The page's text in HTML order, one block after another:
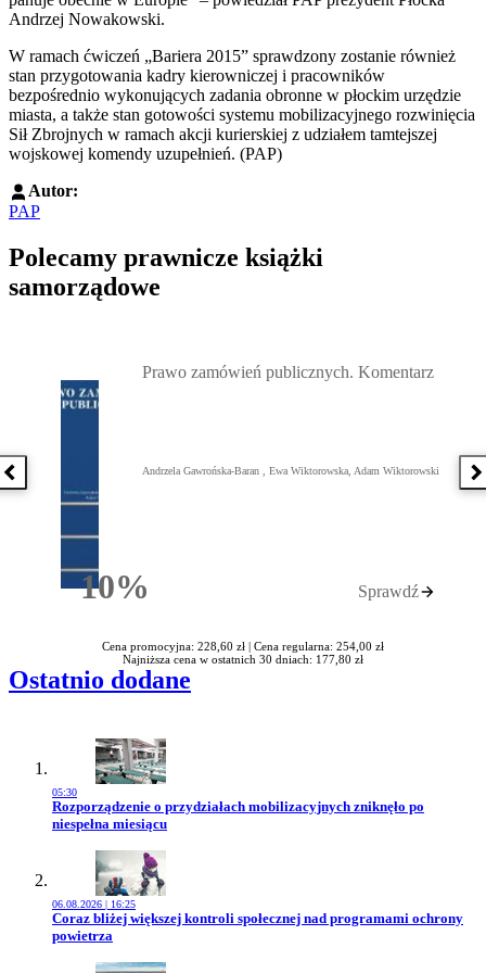
Andrzej Nowakowski.
W ramach ćwiczeń „Bariera 2015” sprawdzony zostanie również
stan przygotowania kadry kierowniczej i pracowników
bezpośrednio wykonujących zadania obronne w płockim urzędzie
miasta, a także stan gotowości systemu mobilizacyjnego rozwinięcia
Sił Zbrojnych w ramach akcji kurierskiej z udziałem tamtejszej
wojskowej komendy uzupełnień. (PAP)
Autor:
PAP
Polecamy prawnicze książki
samorządowe
Poprzednia książka
10%Rabatu
Prawo zamówień publicznych. Komentarz
Andrzela Gawrońska-Baran , Ewa Wiktorowska, Adam Wiktorowski
Sprawdź
Cena promocyjna: 228,60 zł | Cena regularna: 254,00 zł
Najniższa cena w ostatnich 30 dniach: 177,80 zł
Ostatnio dodane
05:30
Przejdź do artykułu:
Rozporządzenie o przydziałach mobilizacyjnych zniknęło po
niespełna miesiącu
06.08.2026 | 16:25
Przejdź do artykułu:
Coraz bliżej większej kontroli społecznej nad programami ochrony
powietrza